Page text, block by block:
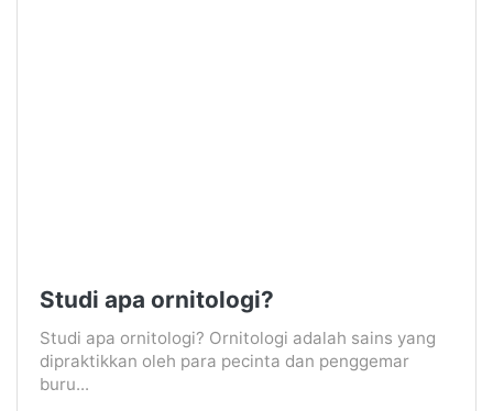
Studi apa ornitologi?
Studi apa ornitologi? Ornitologi adalah sains yang
dipraktikkan oleh para pecinta dan penggemar
buru...